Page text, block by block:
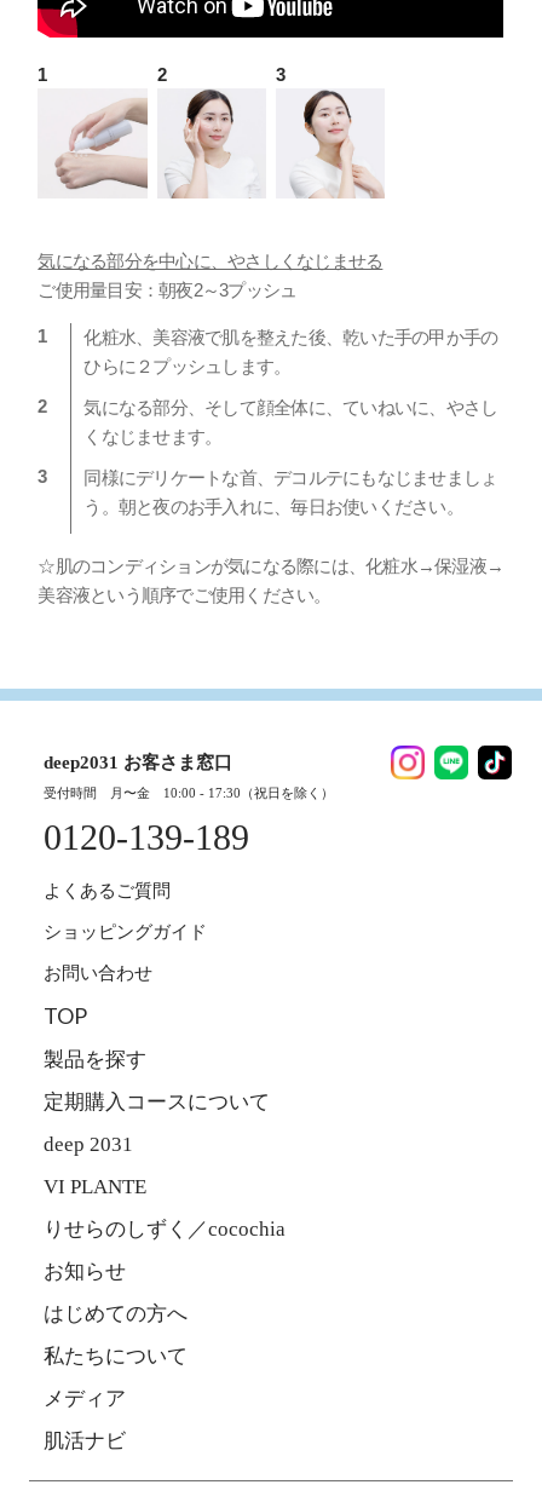
気になる部分を中心に、やさしくなじませる
ご使用量目安：朝夜2～3プッシュ
化粧水、美容液で肌を整えた後、乾いた手の甲か手の
ひらに２プッシュします。
気になる部分、そして顔全体に、ていねいに、やさし
くなじませます。
同様にデリケートな首、デコルテにもなじませましょ
う。朝と夜のお手入れに、毎日お使いください。
☆肌のコンディションが気になる際には、化粧水→保湿液→
美容液という順序でご使用ください。
deep2031 お客さま窓口
受付時間 月〜金 10:00 - 17:30（祝日を除く）
0120-139-189
よくあるご質問
ショッピングガイド
お問い合わせ
TOP
製品を探す
定期購入コースについて
deep 2031
VI PLANTE
りせらのしずく／cocochia
お知らせ
はじめての方へ
私たちについて
メディア
肌活ナビ